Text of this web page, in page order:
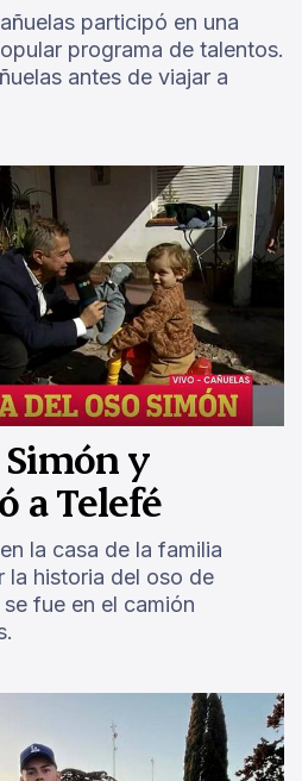
participó en una
programa de talentos.
antes de viajar a
Simón y
a Telefé
la casa de la familia
la historia del oso de
fue en el camión